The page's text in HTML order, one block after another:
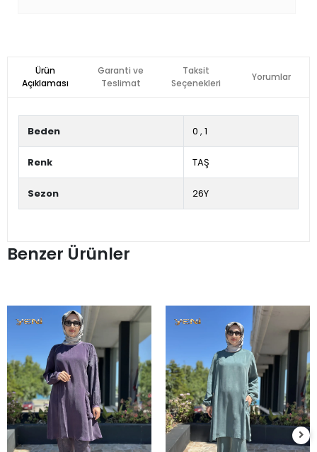
Ürün
Açıklaması
Garanti ve
Teslimat
Taksit
Seçenekleri
Yorumlar
Beden 0 , 1
Renk TAŞ
Sezon 26Y
Benzer Ürünler